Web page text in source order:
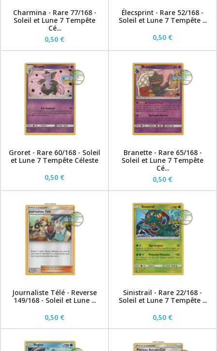
Charmina - Rare 77/168 -
Soleil et Lune 7 Tempête
Cé...
0,50 €
Élecsprint - Rare 52/168 -
Soleil et Lune 7 Tempête ...
0,50 €
Groret - Rare 60/168 - Soleil
et Lune 7 Tempête Céleste
0,50 €
Branette - Rare 65/168 -
Soleil et Lune 7 Tempête
Cé...
0,50 €
Journaliste Télé - Reverse
149/168 - Soleil et Lune ...
0,50 €
Sinistrail - Rare 22/168 -
Soleil et Lune 7 Tempête ...
0,50 €